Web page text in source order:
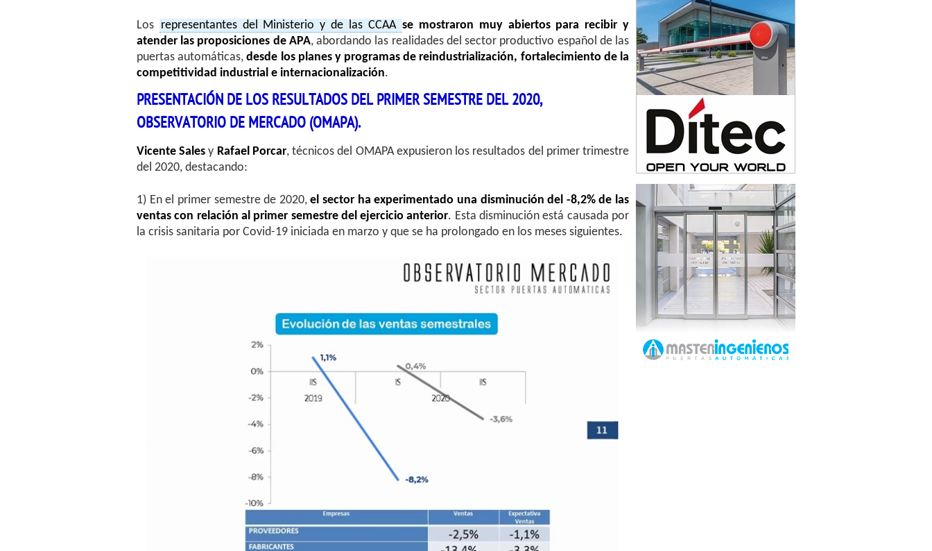
Los representantes del Ministerio y de las CCAA se mostraron muy abiertos para recibir y
atender las proposiciones de APA, abordando las realidades del sector productivo español de las
puertas automáticas,desde los planes y programas de reindustrialización, fortalecimiento de la
competitividad industrial e internacionalización.
PRESENTACIÓN DE LOS RESULTADOS DEL PRIMER SEMESTRE DEL 2020,
OBSERVATORIO DE MERCADO (OMAPA).
Vicente Sales y Rafael Porcar, técnicos del OMAPA expusieron los resultados del primer trimestre
del 2020, destacando:
1) En el primer semestre de 2020,el sector ha experimentado una disminución del -8,2% de las
ventas con relación al primer semestre del ejercicio anterior. Esta disminución está causada por
la crisis sanitaria por Covid-19 iniciada en marzo y que se ha prolongado en los meses siguientes.